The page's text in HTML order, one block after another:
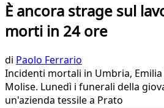
È ancora strage sul
morti in 24 ore
di Paolo Ferrario
Incidenti mortali in Umbria,
Molise. Lunedì i funerali della
un'azienda tessile a Prato